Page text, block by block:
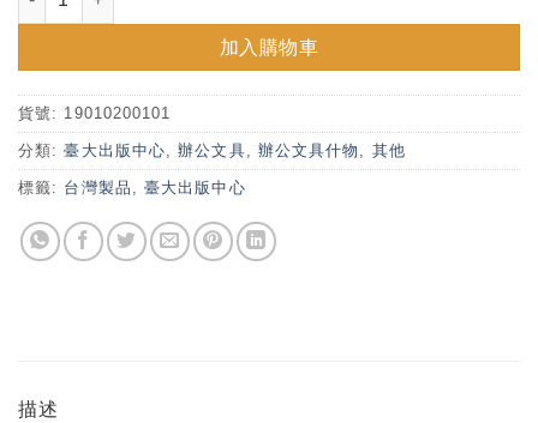
加入購物車
貨號: 19010200101
分類:臺大出版中心,辦公文具, 辦公文具什物 , 其他
標籤: 台灣製品 ,臺大出版中心
描述